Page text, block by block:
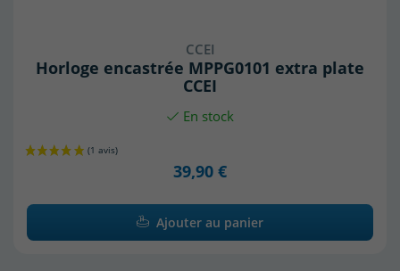
CCEI
Horloge encastrée MPPG0101 extra plate
CCEI
En stock
39,90 €
Ajouter au panier